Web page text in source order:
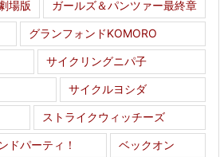
場版 ガールズ＆パンツァー最終章
グランフォンドKOMORO
サイクリングニパ子
サイクルヨシダ
ストライクウィッチーズ
ドパーティ！ ベックオン